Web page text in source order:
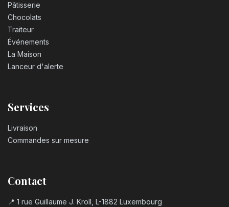
Pâtisserie
Chocolats
Traiteur
Événements
La Maison
Lanceur d'alerte
Services
Livraison
Commandes sur mesure
Contact
📍 1 rue Guillaume J. Kroll, L-1882 Luxembourg